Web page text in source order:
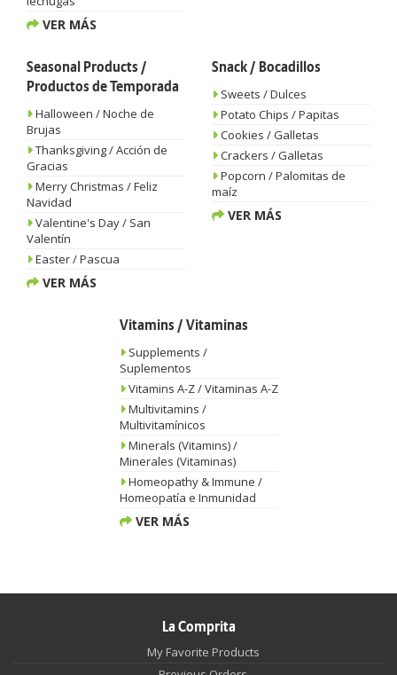
VER MÁS
Seasonal Products /
Productos de Temporada
Halloween / Noche de
Brujas
Thanksgiving / Acción de
Gracias
Merry Christmas / Feliz
Navidad
Valentine's Day / San
Valentín
Easter / Pascua
VER MÁS
Snack / Bocadillos
Sweets / Dulces
Potato Chips / Papitas
Cookies / Galletas
Crackers / Galletas
Popcorn / Palomitas de
maíz
VER MÁS
Vitamins / Vitaminas
Supplements /
Suplementos
Vitamins A-Z / Vitaminas A-Z
Multivitamins /
Multivitamínicos
Minerals (Vitamins) /
Minerales (Vitaminas)
Homeopathy & Immune /
Homeopatía e Inmunidad
VER MÁS
La Comprita
My Favorite Products